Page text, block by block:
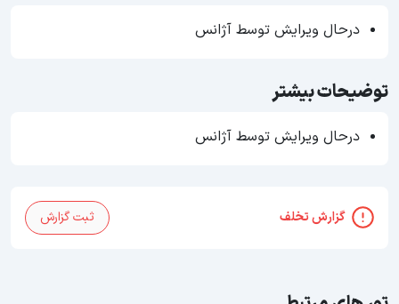
درحال ویرایش توسط آژانس
توضیحات بیشتر
درحال ویرایش توسط آژانس
گزارش تخلف ثبت گزارش